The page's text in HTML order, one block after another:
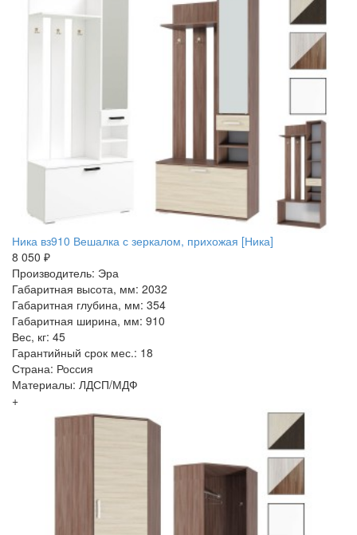
Ника вз910 Вешалка с зеркалом, прихожая [Ника]
8 050 ₽
Производитель: Эра
Габаритная высота, мм: 2032
Габаритная глубина, мм: 354
Габаритная ширина, мм: 910
Вес, кг: 45
Гарантийный срок мес.: 18
Страна: Россия
Материалы: ЛДСП/МДФ
+